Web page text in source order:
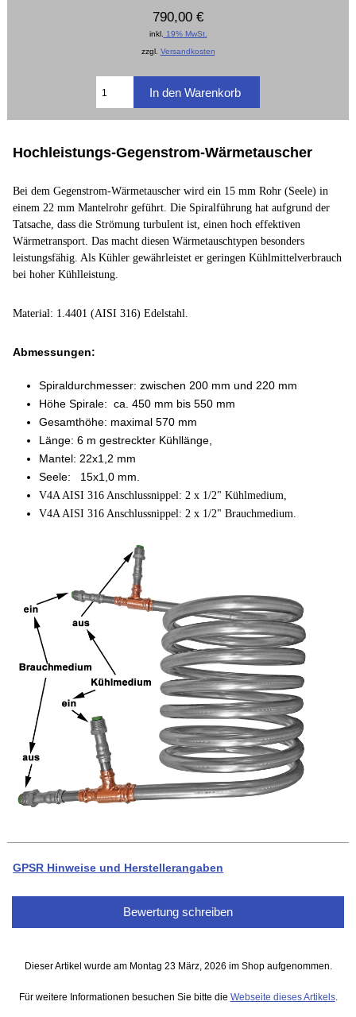
790,00 €
inkl. 19% MwSt.
zzgl. Versandkosten
Hochleistungs-Gegenstrom-Wärmetauscher
Bei dem Gegenstrom-Wärmetauscher wird ein 15 mm Rohr (Seele) in
einem 22 mm Mantelrohr geführt. Die Spiralführung hat aufgrund der
Tatsache, dass die Strömung turbulent ist, einen hoch effektiven
Wärmetransport. Das macht diesen Wärmetauschtypen besonders
leistungsfähig. Als Kühler gewährleistet er geringen Kühlmittelverbrauch
bei hoher Kühlleistung.
Material: 1.4401 (AISI 316) Edelstahl.
Abmessungen:
Spiraldurchmesser: zwischen 200 mm und 220 mm
Höhe Spirale: ca. 450 mm bis 550 mm
Gesamthöhe: maximal 570 mm
Länge: 6 m gestreckter Kühllänge,
Mantel: 22x1,2 mm
Seele: 15x1,0 mm.
V4A AISI 316 Anschlussnippel: 2 x 1/2" Kühlmedium,
V4A AISI 316 Anschlussnippel: 2 x 1/2" Brauchmedium.
GPSR Hinweise und Herstellerangaben
Bewertung schreiben
Dieser Artikel wurde am Montag 23 März, 2026 im Shop aufgenommen.
Für weitere Informationen besuchen Sie bitte die Webseite dieses Artikels.